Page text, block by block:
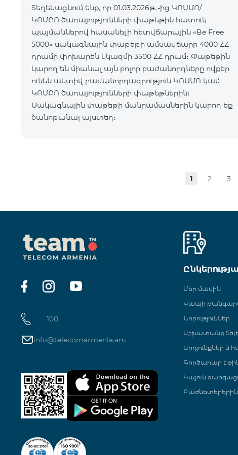
Տեղեկացնում ենք, որ 01.03.2026թ․-ից ԿՈՍՄՈ/
ԿՈՄԲՈ ծառայությունների փաթեթին հատուկ
պայմաններով հասանելի հետվճարային «Be Free
5000» սակագնային փաթեթի ամսավճարը 4000 ՀՀ
դրամի փոխարեն կկազմի 3500 ՀՀ դրամ։ Փաթեթին
կարող են միանալ այն բոլոր բաժանորդները ովքեր
ունեն ակտիվ բաժանորդագրություն ԿՈՍՄՈ կամ
ԿՈՄԲՈ ծառայությունների փաթեթներին։
Սակագնային փաթեթի մանրամասներին կարող եք
ծանոթանալ այստեղ։
1 2 3
100
info@telecomarmenia.am
Մեր մասին
Կապի
Նորություններ
Աշխատանք
Արդյունքներ և
Գործարար
Կայուն
Բաժնետերերին